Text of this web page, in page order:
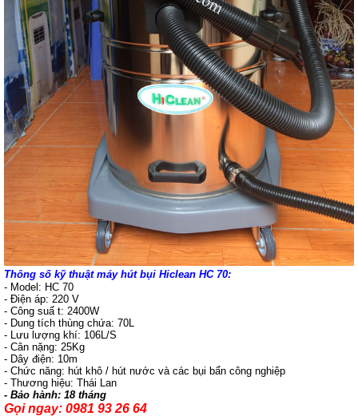
Thông số kỹ thuật máy hút bụi Hiclean HC 70:
- Model: HC 70
- Điện áp: 220 V
- Công suấ t: 2400W
- Dung tích thùng chứa: 70L
- Lưu lượng khí: 106L/S
- Cân nặng: 25Kg
- Dây điện: 10m
- Chức năng: hút khô / hút nước và các bụi bẩn công nghiệp
- Thương hiệu: Thái Lan
- Bảo hành: 18 tháng
Gọi ngay: 0981 93 26 64